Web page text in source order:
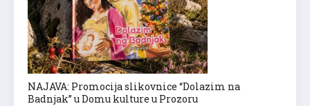
NAJAVA: Promocija slikovnice “Dolazim na
Badnjak” u Domu kulture u Prozoru